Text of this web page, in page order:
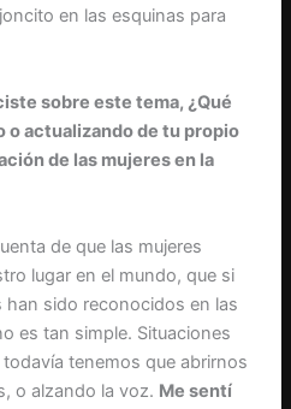
en las esquinas para
sobre este tema, ¿Qué
actualizando de tu propio
de las mujeres en la
de que las mujeres
lugar en el mundo, que si
sido reconocidos en las
es tan simple. Situaciones
tenemos que abrirnos
o alzando la voz. Me sentí